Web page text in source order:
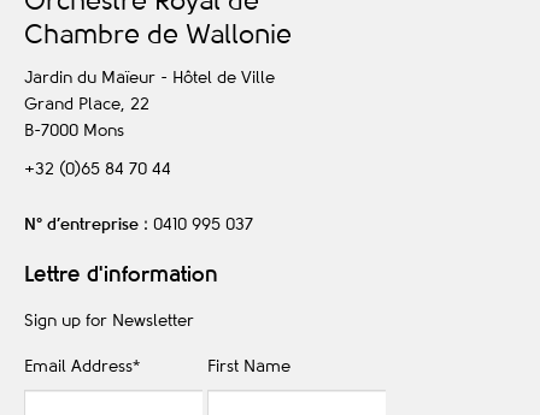
Chambre de Wallonie
Jardin du Maïeur - Hôtel de Ville
Grand Place, 22
B-7000 Mons
+32 (0)65 84 70 44
N° d’entreprise : 0410 995 037
Lettre d'information
Sign up for Newsletter
Email Address* First Name